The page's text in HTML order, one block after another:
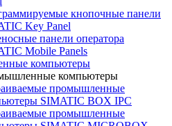
кнопочные панели
Key Panel
панели оператора
Mobile Panels
компьютеры
компьютеры
промышленные
SIMATIC BOX IPC
промышленные